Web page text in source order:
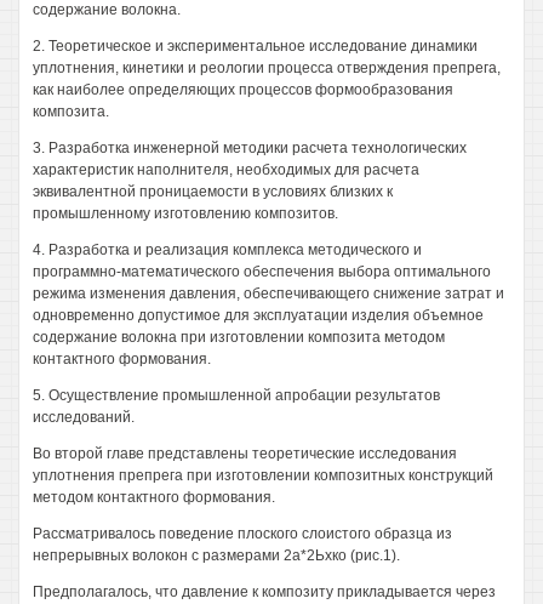
содержание волокна.
2. Теоретическое и экспериментальное исследование динамики
уплотнения, кинетики и реологии процесса отверждения препрега,
как наиболее определяющих процессов формообразования
композита.
3. Разработка инженерной методики расчета технологических
характеристик наполнителя, необходимых для расчета
эквивалентной проницаемости в условиях близких к
промышленному изготовлению композитов.
4. Разработка и реализация комплекса методического и
программно-математического обеспечения выбора оптимального
режима изменения давления, обеспечивающего снижение затрат и
одновременно допустимое для эксплуатации изделия объемное
содержание волокна при изготовлении композита методом
контактного формования.
5. Осуществление промышленной апробации результатов
исследований.
Во второй главе представлены теоретические исследования
уплотнения препрега при изготовлении композитных конструкций
методом контактного формования.
Рассматривалось поведение плоского слоистого образца из
непрерывных волокон с размерами 2а*2Ьхко (рис.1).
Предполагалось, что давление к композиту прикладывается через